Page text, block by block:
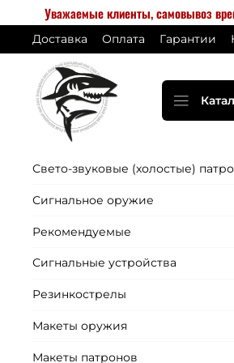
Уважаемые клиенты, самовывоз
Доставка Оплата Гарантии
Свето-звуковые (холостые)
Сигнальное оружие
Рекомендуемые
Сигнальные устройства
Резинкострелы
Макеты оружия
Макеты патронов